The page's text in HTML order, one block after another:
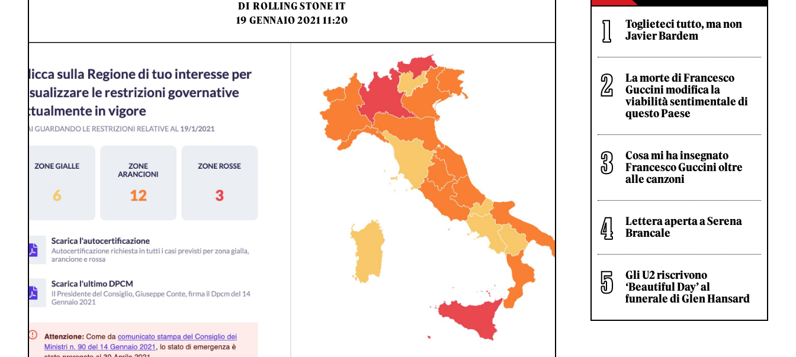
DI ROLLING STONE IT
19 GENNAIO 2021 11:20
Toglieteci tutto, ma non
Javier Bardem
La morte di Francesco
Guccini modifica la
viabilità sentimentale di
questo Paese
Cosa mi ha insegnato
Francesco Guccini oltre
alle canzoni
Lettera aperta a Serena
Brancale
Gli U2 riscrivono
‘Beautiful Day’ al
funerale di Glen Hansard